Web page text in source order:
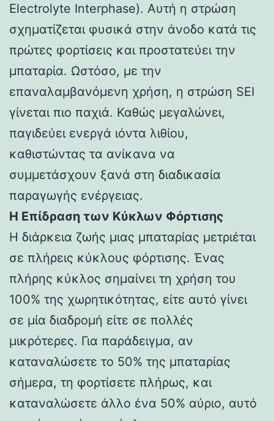
Electrolyte Interphase). Αυτή η στρώση
σχηματίζεται φυσικά στην άνοδο κατά τις
πρώτες φορτίσεις και προστατεύει την
μπαταρία. Ωστόσο, με την
επαναλαμβανόμενη χρήση, η στρώση SEI
γίνεται πιο παχιά. Καθώς μεγαλώνει,
παγιδεύει ενεργά ιόντα λιθίου,
καθιστώντας τα ανίκανα να
συμμετάσχουν ξανά στη διαδικασία
παραγωγής ενέργειας.
Η Επίδραση των Κύκλων Φόρτισης
Η διάρκεια ζωής μιας μπαταρίας μετριέται
σε πλήρεις κύκλους φόρτισης. Ένας
πλήρης κύκλος σημαίνει τη χρήση του
100% της χωρητικότητας, είτε αυτό γίνει
σε μία διαδρομή είτε σε πολλές
μικρότερες. Για παράδειγμα, αν
καταναλώσετε το 50% της μπαταρίας
σήμερα, τη φορτίσετε πλήρως, και
καταναλώσετε άλλο ένα 50% αύριο, αυτό